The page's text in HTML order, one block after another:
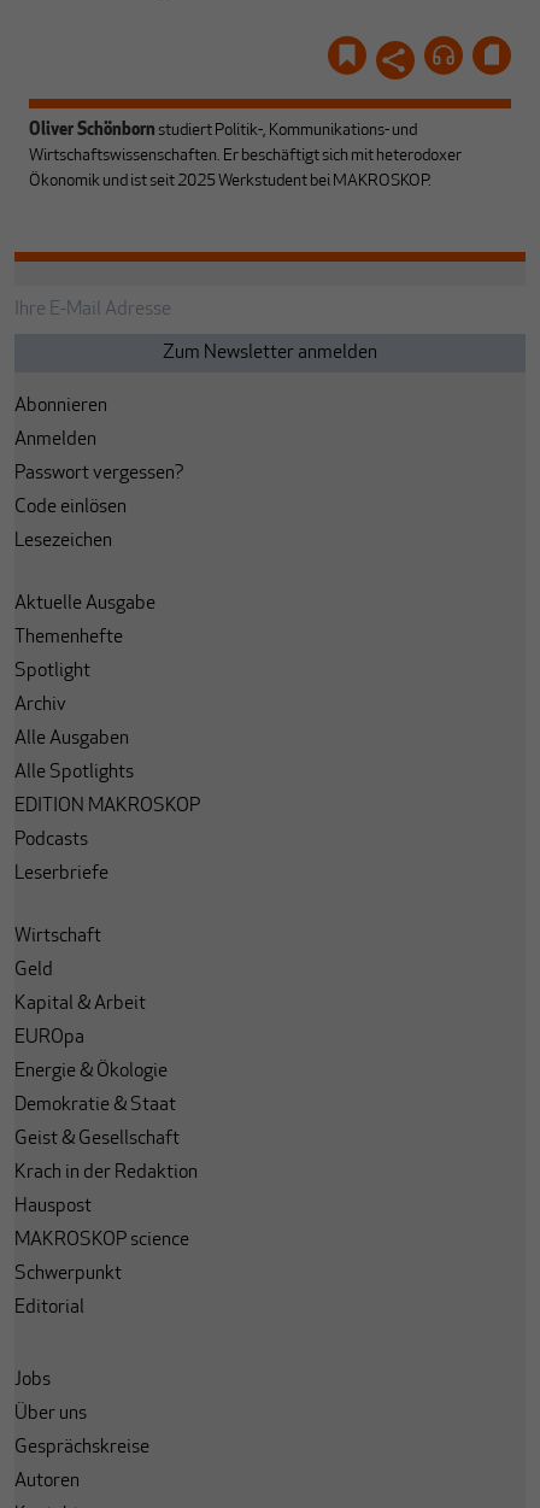
Oliver Schönborn studiert Politik-, Kommunikations- und
Wirtschaftswissenschaften. Er beschäftigt sich mit heterodoxer
Ökonomik und ist seit 2025 Werkstudent bei MAKROSKOP.
Abonnieren
Anmelden
Passwort vergessen?
Code einlösen
Lesezeichen
Aktuelle Ausgabe
Themenhefte
Spotlight
Archiv
Alle Ausgaben
Alle Spotlights
EDITION MAKROSKOP
Podcasts
Leserbriefe
Wirtschaft
Geld
Kapital & Arbeit
EUROpa
Energie & Ökologie
Demokratie & Staat
Geist & Gesellschaft
Krach in der Redaktion
Hauspost
MAKROSKOP science
Schwerpunkt
Editorial
Jobs
Über uns
Gesprächskreise
Autoren